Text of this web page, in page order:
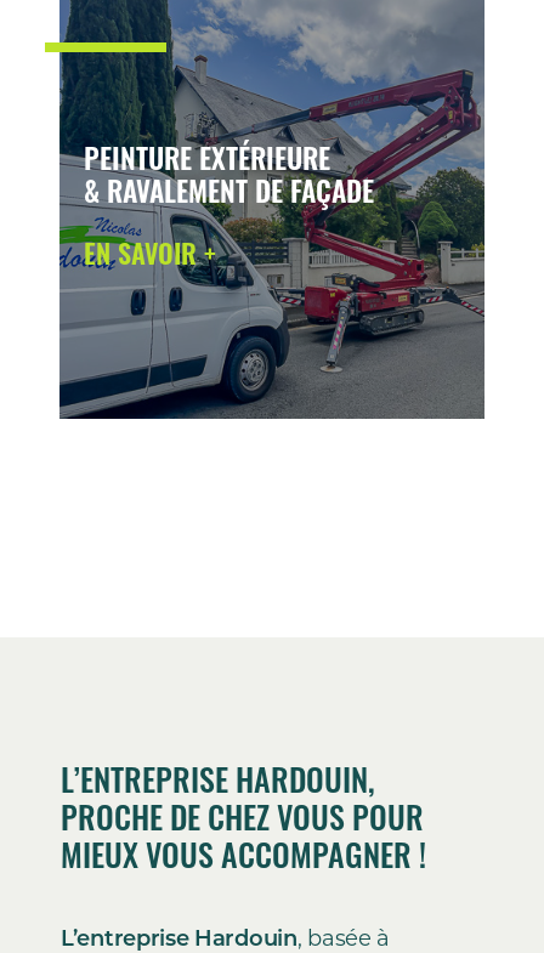
PEINTURE EXTÉRIEURE
& RAVALEMENT DE FAÇADE
EN SAVOIR +
L’ENTREPRISE HARDOUIN,
PROCHE DE CHEZ VOUS POUR
MIEUX VOUS ACCOMPAGNER !
L’entreprise Hardouin, basée à